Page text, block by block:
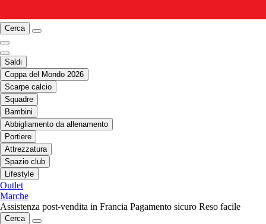
Cerca
Saldi
Coppa del Mondo 2026
Scarpe calcio
Squadre
Bambini
Abbigliamento da allenamento
Portiere
Attrezzatura
Spazio club
Lifestyle
Outlet
Marche
Assistenza post-vendita in Francia Pagamento sicuro Reso facile
Cerca